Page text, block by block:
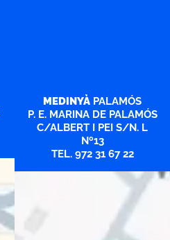
MEDINYÀ PALAMÓS
P. E. MARINA DE PALAMÓS
C/ALBERT I PEI S/N. L
Nº13
TEL. 972 31 67 22